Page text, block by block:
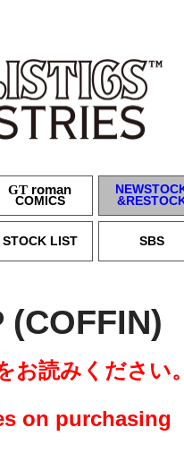
GT roman
COMICS
STOCK LIST SBS
読みください。
on purchasing